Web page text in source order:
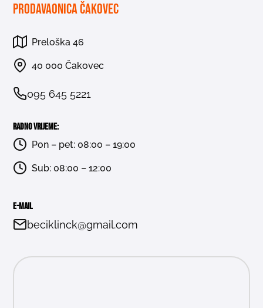
Prodavaonica Čakovec
Preloška 46
40 000 Čakovec
095 645 5221
Radno vrijeme:
Pon – pet: 08:00 – 19:00
Sub: 08:00 – 12:00
E-mail
beciklinck@gmail.com